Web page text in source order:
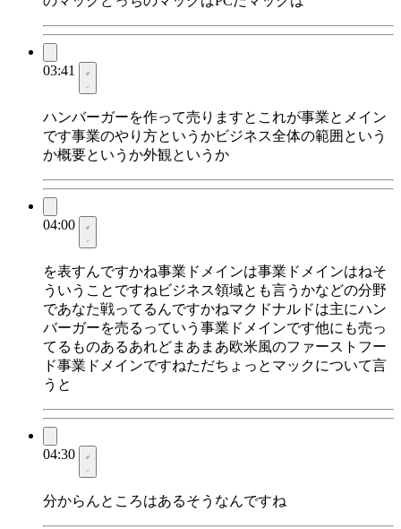
03:41
ハンバーガーを作って売りますとこれが事業とメイン
です事業のやり方というかビジネス全体の範囲という
か概要というか外観というか
04:00
を表すんですかね事業ドメインは事業ドメインはねそ
ういうことですねビジネス領域とも言うかなどの分野
であなた戦ってるんですかねマクドナルドは主にハン
バーガーを売るっていう事業ドメインです他にも売っ
てるものあるあれどまあまあ欧米風のファーストフー
ド事業ドメインですねただちょっとマックについて言
うと
04:30
分からんところはあるそうなんですね